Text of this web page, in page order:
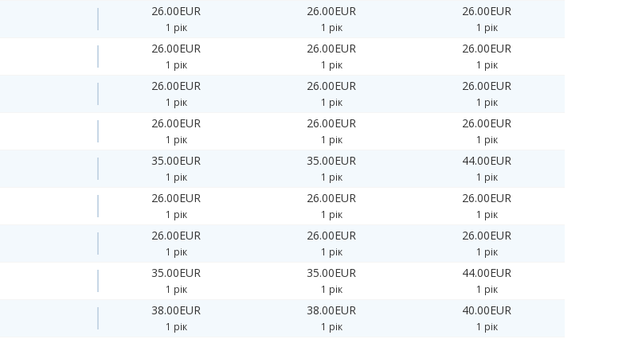
26.00EUR
1 рік
26.00EUR
1 рік
26.00EUR
1 рік
26.00EUR
1 рік
26.00EUR
1 рік
26.00EUR
1 рік
26.00EUR
1 рік
26.00EUR
1 рік
26.00EUR
1 рік
26.00EUR
1 рік
26.00EUR
1 рік
26.00EUR
1 рік
35.00EUR
1 рік
35.00EUR
1 рік
44.00EUR
1 рік
26.00EUR
1 рік
26.00EUR
1 рік
26.00EUR
1 рік
26.00EUR
1 рік
26.00EUR
1 рік
26.00EUR
1 рік
35.00EUR
1 рік
35.00EUR
1 рік
44.00EUR
1 рік
38.00EUR
1 рік
38.00EUR
1 рік
40.00EUR
1 рік